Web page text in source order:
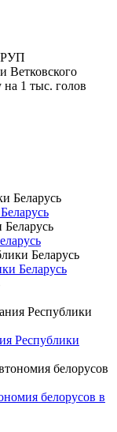
РУП
Ветковского
1 тыс. голов
Беларусь
Республики
белорусов в